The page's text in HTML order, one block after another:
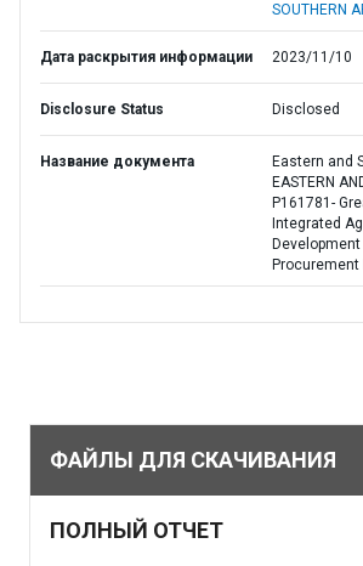
SOUTHERN
Дата раскрытия информации 2023/11/10
Disclosure Status Disclosed
Название документа
Eastern and
EASTERN
P161781-
Integrated
Procurement
ФАЙЛЫ ДЛЯ СКАЧИВАНИЯ
ПОЛНЫЙ ОТЧЕТ